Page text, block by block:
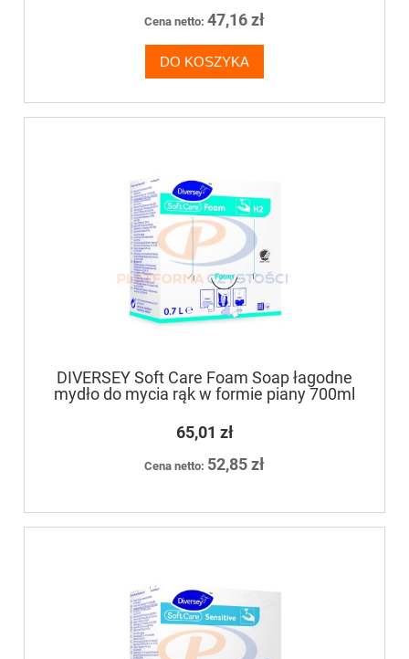
Cena netto: 47,16 zł
DO KOSZYKA
DIVERSEY Soft Care Foam Soap łagodne
mydło do mycia rąk w formie piany 700ml
65,01 zł
Cena netto: 52,85 zł